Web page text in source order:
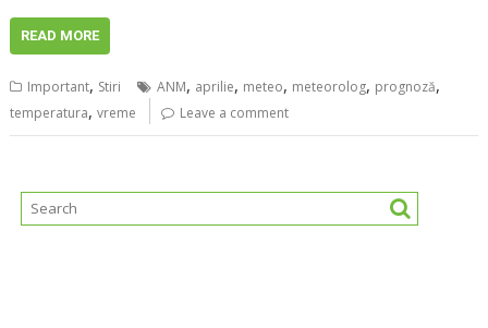
READ MORE
Important, Stiri ANM, aprilie, meteo, meteorolog, prognoză,
temperatura,vreme Leave a comment